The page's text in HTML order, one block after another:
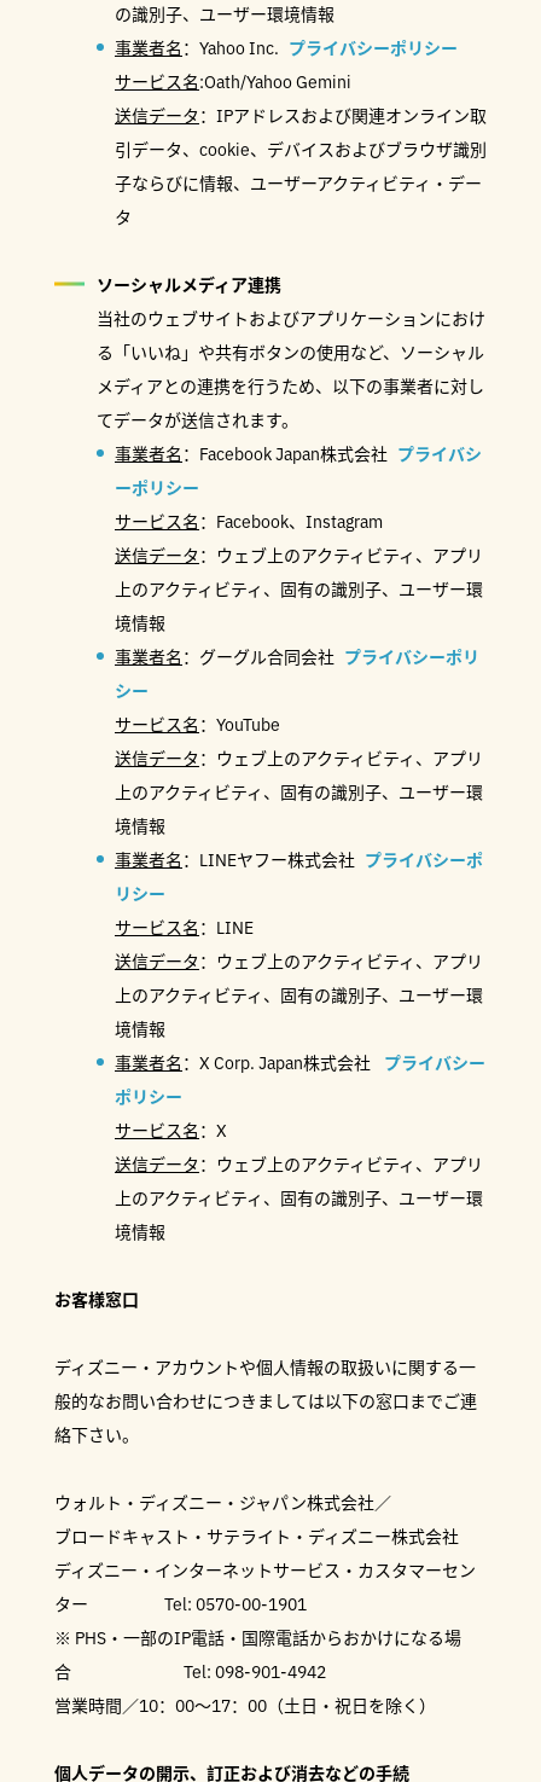
の識別子、ユーザー環境情報
事業者名 ：Yahoo Inc. プライバシーポリシー
サービス名:Oath/Yahoo Gemini
送信データ ：IPアドレスおよび関連オンライン取
引データ、cookie、デバイスおよびブラウザ識別
子ならびに情報、ユーザーアクティビティ・デー
タ
ソーシャルメディア連携
当社のウェブサイトおよびアプリケーションにおけ
る「いいね」や共有ボタンの使用など、ソーシャル
メディアとの連携を行うため、以下の事業者に対し
てデータが送信されます。
事業者名 ：Facebook Japan株式会社 プライバシ
ーポリシー
サービス名 ：Facebook、Instagram
送信データ ：ウェブ上のアクティビティ、アプリ
上のアクティビティ、固有の識別子、ユーザー環
境情報
事業者名 ：グーグル合同会社 プライバシーポリ
シー
サービス名 ：YouTube
送信データ ：ウェブ上のアクティビティ、アプリ
上のアクティビティ、固有の識別子、ユーザー環
境情報
事業者名 ：LINEヤフー株式会社 プライバシーポ
リシー
サービス名 ：LINE
送信データ ：ウェブ上のアクティビティ、アプリ
上のアクティビティ、固有の識別子、ユーザー環
境情報
事業者名 ：X Corp. Japan株式会社
プライバシー
ポリシー
サービス名 ：X
送信データ ：ウェブ上のアクティビティ、アプリ
上のアクティビティ、固有の識別子、ユーザー環
境情報
お客様窓口
ディズニー・アカウントや個人情報の取扱いに関する一
般的なお問い合わせにつきましては以下の窓口までご連
絡下さい。
ウォルト・ディズニー・ジャパン株式会社／
ブロードキャスト・サテライト・ディズニー株式会社
ディズニー・インターネットサービス・カスタマーセン
ター Tel: 0570-00-1901
※ PHS・一部のIP電話・国際電話からおかけになる場
合 Tel: 098-901-4942
営業時間／10：00～17：00（土日・祝日を除く）
個人データの開示、訂正および消去などの手続